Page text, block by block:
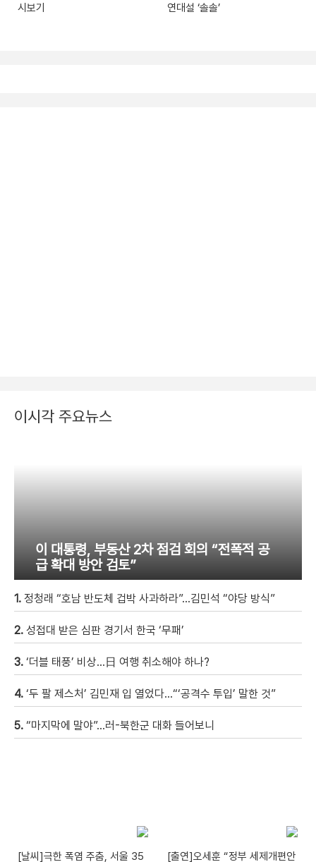
시보기
연대설 ‘솔솔’
이시각 주요뉴스
이 대통령, 부동산 2차 점검 회의 “전폭적 공
급 확대 방안 검토”
1. 정청래 “호남 반도체 겁박 사과하라”…김민석 “야당 방식”
2. 성접대 받은 심판 경기서 한국 ‘무패’
3. ‘더블 태풍’ 비상…日 여행 취소해야 하나?
4. ‘두 팔 제스처’ 김민재 입 열었다…“‘공격수 투입’ 말한 것”
5. “마지막에 말야”…러-북한군 대화 들어보니
[날씨]극한 폭염 주춤, 서울 35
[출연]오세훈 “정부 세제개편안